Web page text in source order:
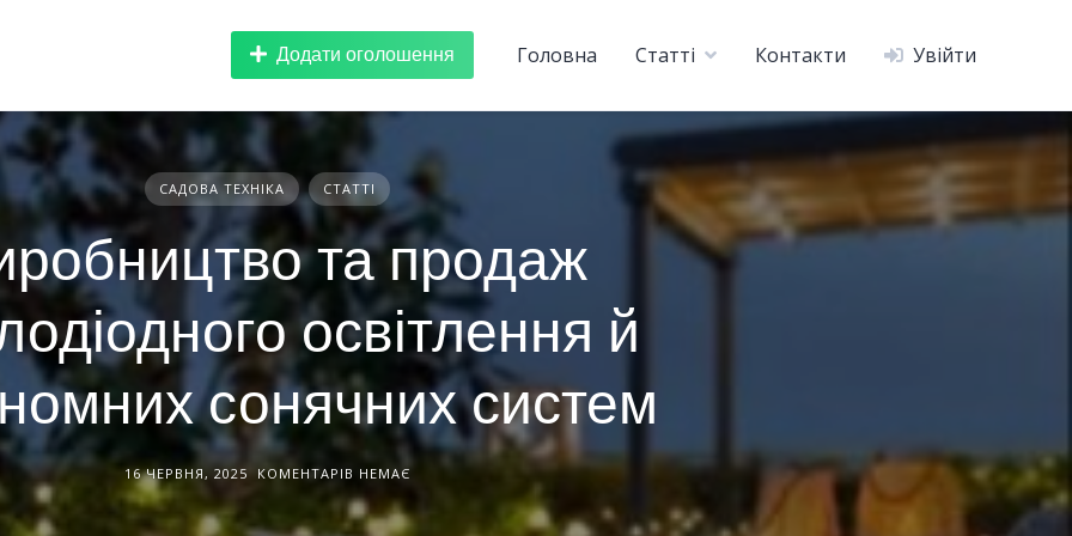
Головна Статті Контакти Увійти
Додати оголошення
САДОВА ТЕХНІКА СТАТТІ
та продаж
освітлення й
сонячних систем
16 ЧЕРВНЯ, 2025 КОМЕНТАРІВ НЕМАЄ